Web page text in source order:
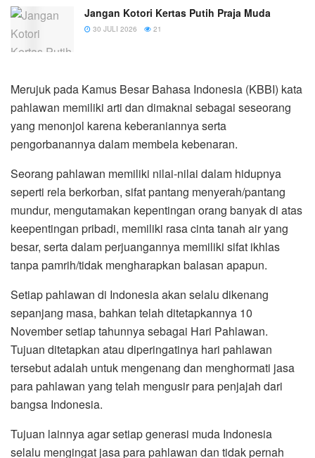
Jangan Kotori Kertas Putih Praja Muda
30 JULI 2026 21
Merujuk pada Kamus Besar Bahasa Indonesia (KBBI) kata
pahlawan memiliki arti dan dimaknai sebagai seseorang
yang menonjol karena keberaniannya serta
pengorbanannya dalam membela kebenaran.
Seorang pahlawan memiliki nilai-nilai dalam hidupnya
seperti rela berkorban, sifat pantang menyerah/pantang
mundur, mengutamakan kepentingan orang banyak di atas
keepentingan pribadi, memiliki rasa cinta tanah air yang
besar, serta dalam perjuangannya memiliki sifat ikhlas
tanpa pamrih/tidak mengharapkan balasan apapun.
Setiap pahlawan di Indonesia akan selalu dikenang
sepanjang masa, bahkan telah ditetapkannya 10
November setiap tahunnya sebagai Hari Pahlawan.
Tujuan ditetapkan atau diperingatinya hari pahlawan
tersebut adalah untuk mengenang dan menghormati jasa
para pahlawan yang telah mengusir para penjajah dari
bangsa Indonesia.
Tujuan lainnya agar setiap generasi muda Indonesia
selalu mengingat jasa para pahlawan dan tidak pernah